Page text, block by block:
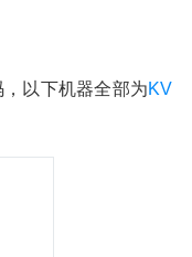
以下机器全部为KV